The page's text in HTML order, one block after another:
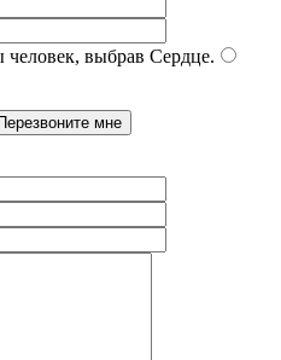
выбрав Сердце.